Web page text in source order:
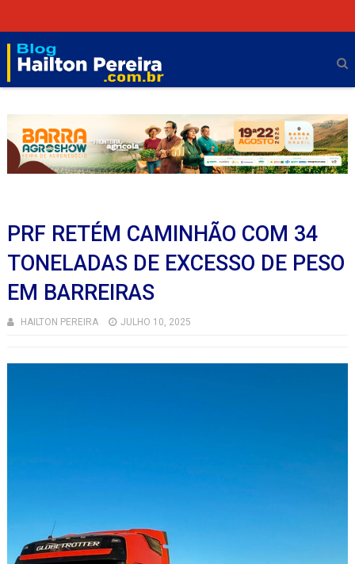
PRF RETÉM CAMINHÃO COM 34
TONELADAS DE EXCESSO DE PESO
EM BARREIRAS
HAILTON PEREIRA JULHO 10, 2025